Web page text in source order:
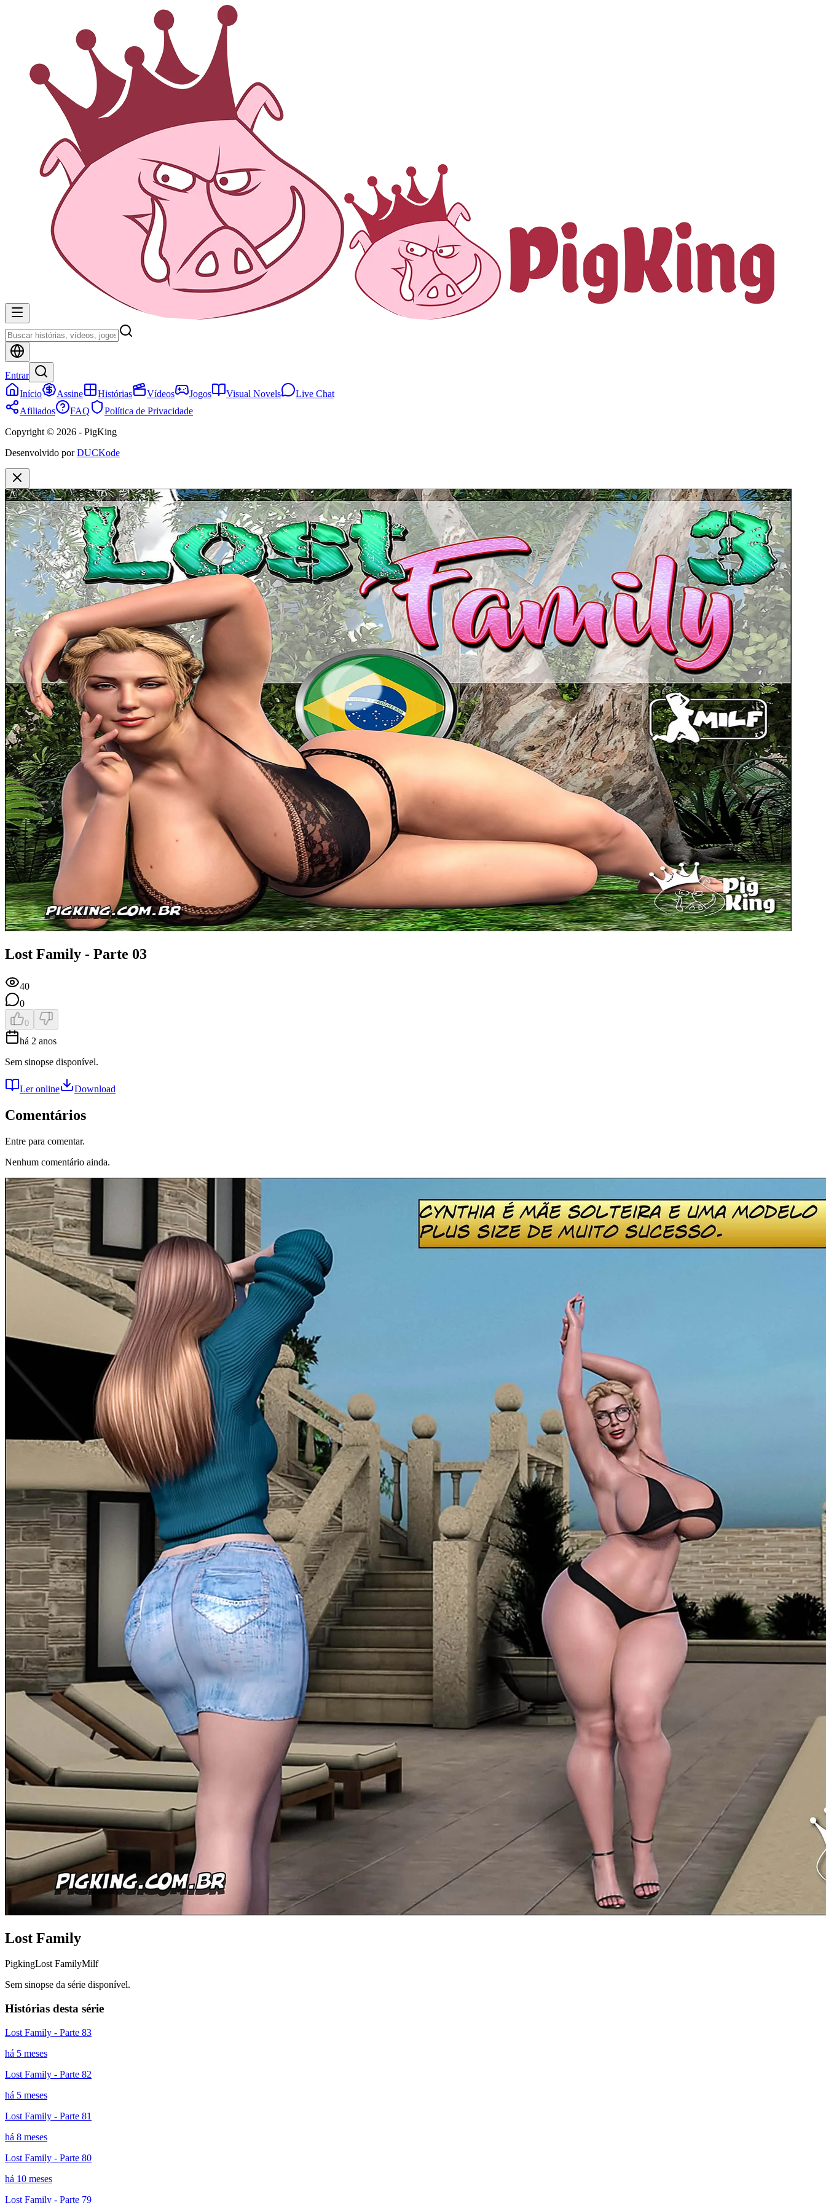
Entrar
Início
Assine Histórias Vídeos Jogos Visual Novels
Live Chat
Afiliados
FAQ
Política de Privacidade
Copyright © 2026 - PigKing
Desenvolvido por DUCKode
Lost Family - Parte 03
40
0
0
há 2 anos
Sem sinopse disponível.
Ler online Download
Comentários
Entre para comentar.
Nenhum comentário ainda.
Lost Family
PigkingLost FamilyMilf
Sem sinopse da série disponível.
Histórias desta série
Lost Family - Parte 83
há 5 meses
Lost Family - Parte 82
há 5 meses
Lost Family - Parte 81
há 8 meses
Lost Family - Parte 80
há 10 meses
Lost Family - Parte 79